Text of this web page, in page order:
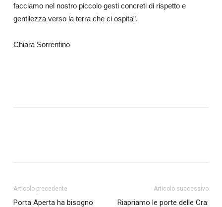
facciamo nel nostro piccolo gesti concreti di rispetto e
gentilezza verso la terra che ci ospita”.
Chiara Sorrentino
Articolo precedente
Porta Aperta ha bisogno
Articolo successivo
Riapriamo le porte delle Cra: